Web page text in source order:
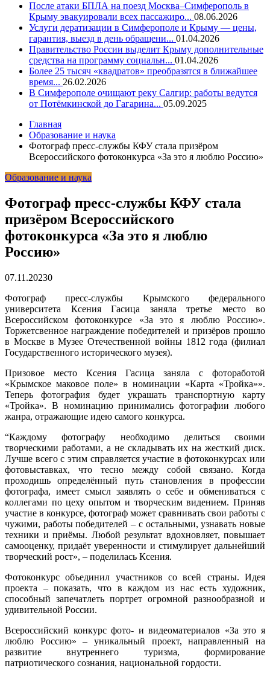
После атаки БПЛА на поезд Москва–Симферополь в
Крыму эвакуировали всех пассажиро... 08.06.2026
Услуги дератизации в Симферополе и Крыму — цены,
гарантия, выезд в день обращени... 01.04.2026
Правительство России выделит Крыму дополнительные
средства на программу социальн... 01.04.2026
Более 25 тысяч «квадратов» преобразятся в ближайшее
время... 26.02.2026
В Симферополе очищают реку Салгир: работы ведутся
от Потёмкинской до Гагарина... 05.09.2025
Главная
Образование и наука
Фотограф пресс-службы КФУ стала призёром
Всероссийского фотоконкурса «За это я люблю Россию»
Образование и наука
Фотограф пресс-службы КФУ стала
призёром Всероссийского
фотоконкурса «За это я люблю
Россию»
07.11.20230
Фотограф пресс-службы Крымского федерального
университета Ксения Гасица заняла третье место во
Всероссийском фотоконкурсе «За это я люблю Россию».
Торжетсвенное награждение победителей и призёров прошло
в Москве в Музее Отечественной войны 1812 года (филиал
Государственного исторического музея).
Призовое место Ксения Гасица заняла с фотоработой
«Крымское маковое поле» в номинации «Карта «Тройка»».
Теперь фотография будет украшать транспортную карту
«Тройка». В номинацию принимались фотографии любого
жанра, отражающие идею самого конкурса.
“Каждому фотографу необходимо делиться своими
творческими работами, а не складывать их на жесткий диск.
Лучше всего с этим справляется участие в фотоконкурсах или
фотовыставках, что тесно между собой связано. Когда
проходишь определённый путь становления в профессии
фотографа, имеет смысл заявлять о себе и обмениваться с
коллегами по цеху опытом и творческим видением. Приняв
участие в конкурсе, фотограф может сравнивать свои работы с
чужими, работы победителей – с остальными, узнавать новые
техники и приёмы. Любой результат вдохновляет, повышает
самооценку, придаёт уверенности и стимулирует дальнейший
творческий рост», – поделилась Ксения.
Фотоконкурс объединил участников со всей страны. Идея
проекта – показать, что в каждом из нас есть художник,
способный запечатлеть портрет огромной разнообразной и
удивительной России.
Всероссийский конкурс фото- и видеоматериалов «За это я
люблю Россию» – уникальный проект, направленный на
развитие внутреннего туризма, формирование
патриотического сознания, национальной гордости.